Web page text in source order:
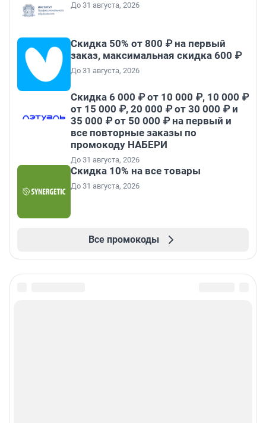
До 31 августа, 2026
Скидка 50% от 800 ₽ на первый
заказ, максимальная скидка 600 ₽
До 31 августа, 2026
Скидка 6 000 ₽ от 10 000 ₽, 10 000 ₽
от 15 000 ₽, 20 000 ₽ от 30 000 ₽ и
35 000 ₽ от 50 000 ₽ на первый и
все повторные заказы по
промокоду НАБЕРИ
До 31 августа, 2026
Скидка 10% на все товары
До 31 августа, 2026
Все промокоды